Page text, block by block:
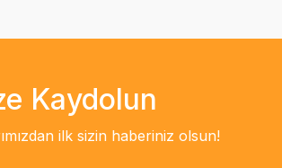
Kaydolun
ilk sizin haberiniz olsun!